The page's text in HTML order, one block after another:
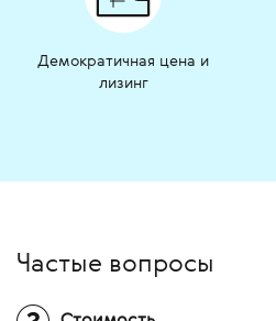
Демократичная цена и
лизинг
Частые вопросы